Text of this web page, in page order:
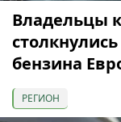
Владельцы
бензина
РЕГИОН